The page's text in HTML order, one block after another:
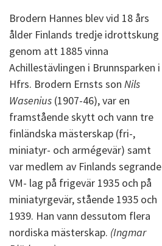
Brodern Hannes blev vid 18 års
ålder Finlands tredje idrottskung
genom att 1885 vinna
Achillestävlingen i Brunnsparken i
Hfrs. Brodern Ernsts son Nils
Wasenius (1907-46), var en
framstående skytt och vann tre
finländska mästerskap (fri-,
miniatyr- och armégevär) samt
var medlem av Finlands segrande
VM- lag på frigevär 1935 och på
miniatyrgevär, stående 1935 och
1939. Han vann dessutom flera
nordiska mästerskap. (Ingmar